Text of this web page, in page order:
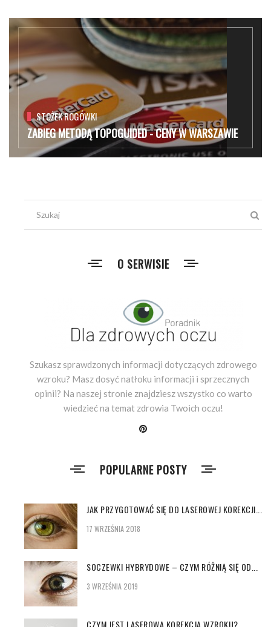
STOŻEK ROGÓWKI
ZABIEG METODĄ TOPOGUIDED - CENY W WARSZAWIE
O SERWISIE
Szukasz sprawdzonych informacji dotyczących zdrowego
wzroku? Masz dosyć natłoku informacji i sprzecznych
opinii? Na naszej stronie znajdziesz wszystko co warto
wiedzieć na temat zdrowia Twoich oczu!
POPULARNE POSTY
JAK PRZYGOTOWAĆ SIĘ DO LASEROWEJ KOREKCJI...
17 WRZEŚNIA 2018
SOCZEWKI HYBRYDOWE – CZYM RÓŻNIĄ SIĘ OD...
3 WRZEŚNIA 2019
CZYM JEST LASEROWA KOREKCJA WZROKU?